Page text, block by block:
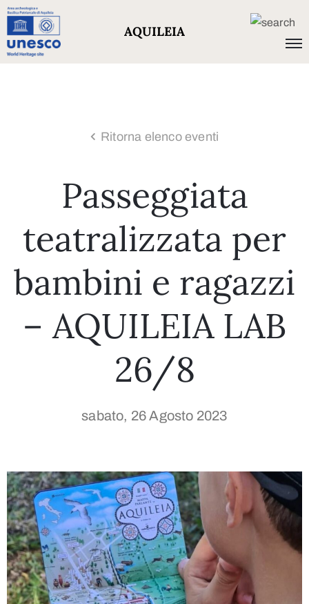
AQUILEIA
Ritorna elenco eventi
Passeggiata
teatralizzata per
bambini e ragazzi
– AQUILEIA LAB
26/8
sabato, 26 Agosto 2023